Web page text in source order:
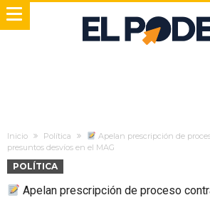
Inicio Política
Apelan prescripción de
presuntos desvíos en el MAG
POLÍTICA
Apelan prescripción de proceso